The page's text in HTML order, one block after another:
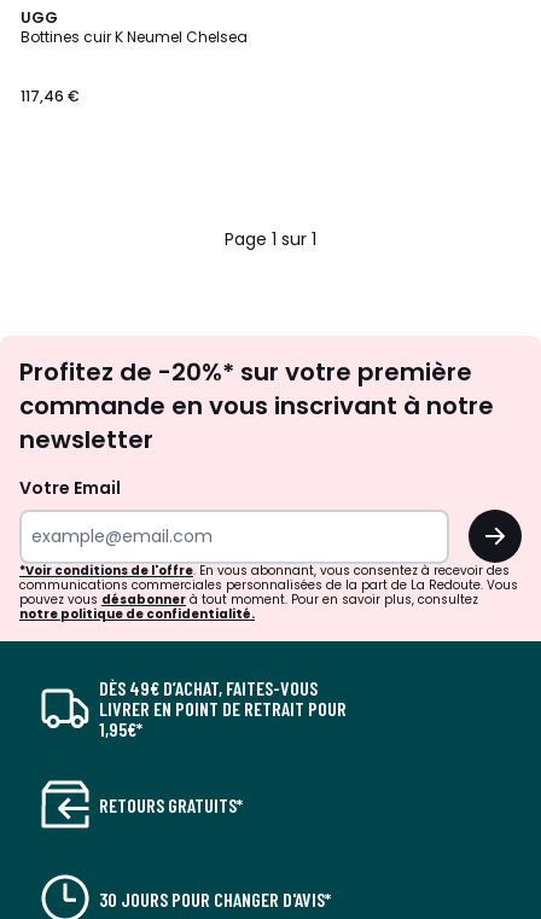
UGG
Bottines cuir K Neumel Chelsea
117,46 €
Page 1 sur 1
newsletter
Profitez de -20%* sur votre première
commande en vous inscrivant à notre
newsletter
Votre Email
OK
*Voir conditions de l'offre. En vous abonnant, vous consentez à recevoir des
communications commerciales personnalisées de la part de La Redoute. Vous
pouvez vous désabonner à tout moment. Pour en savoir plus, consultez
notre politique de confidentialité.
DÈS 49€ D’ACHAT, FAITES-VOUS
LIVRER EN POINT DE RETRAIT POUR
1,95€*
RETOURS GRATUITS*
30 JOURS POUR CHANGER D'AVIS*